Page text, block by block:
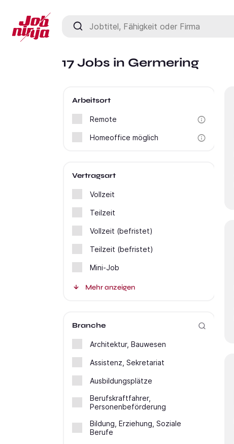
Jobtitel, Fähigkeit oder Firma
17 Jobs in Germering
Arbeitsort
Remote
Homeoffice möglich
Vertragsart
Vollzeit
Teilzeit
Vollzeit (befristet)
Teilzeit (befristet)
Mini-Job
Mehr anzeigen
Branche
Architektur, Bauwesen
Assistenz, Sekretariat
Ausbildungsplätze
Berufskraftfahrer,
Personenbeförderung
Bildung, Erziehung, Soziale
Berufe